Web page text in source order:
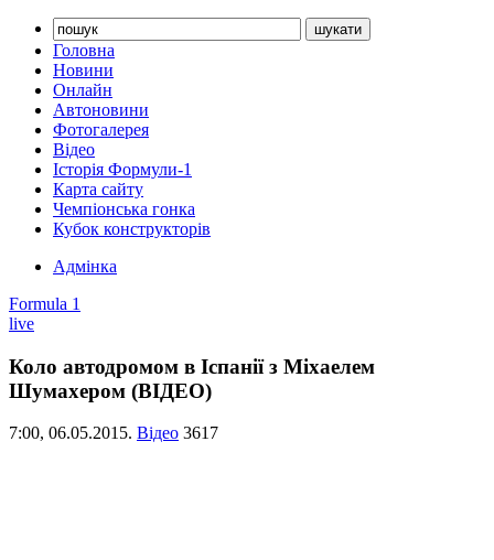
Головна
Новини
Онлайн
Автоновини
Фотогалерея
Відео
Історія Формули-1
Карта сайту
Чемпіонська гонка
Кубок конструкторів
Адмінка
Formula 1
live
Коло автодромом в Іспанії з Міхаелем
Шумахером (ВІДЕО)
7:00, 06.05.2015. Відео 3617